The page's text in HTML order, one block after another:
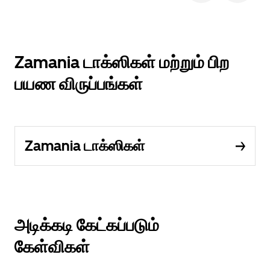
Zamania டாக்ஸிகள் மற்றும் பிற
பயண விருப்பங்கள்
Zamania டாக்ஸிகள்
அடிக்கடி கேட்கப்படும்
கேள்விகள்